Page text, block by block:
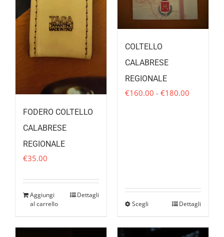
FODERO COLTELLO
CALABRESE
REGIONALE
€35.00
Aggiungi
al carrello
Dettagli
COLTELLO
CALABRESE
REGIONALE
€160.00 - €180.00
Scegli Questo
ha
Dettagli